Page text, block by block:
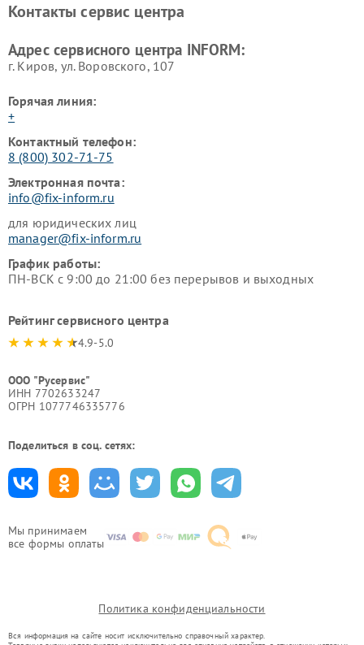
Мы принимаем
все формы оплаты
Контакты сервис центра
Адрес сервисного центра INFORM:
г. Киров, ул. Воровского, 107
Горячая линия:
+
Контактный телефон:
8 (800) 302-71-75
Электронная почта:
info@fix-inform.ru
для юридических лиц
manager@fix-inform.ru
График работы:
ПН-ВСК с 9:00 до 21:00 без перерывов и выходных
Рейтинг сервисного центра
4.9-5.0
ООО "Русервис"
ИНН 7702633247
ОГРН 1077746335776
Поделиться в соц. сетях:
Политика конфиденциальности
Вся информация на сайте носит исключительно справочный характер.